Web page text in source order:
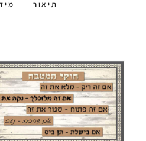
תיאור